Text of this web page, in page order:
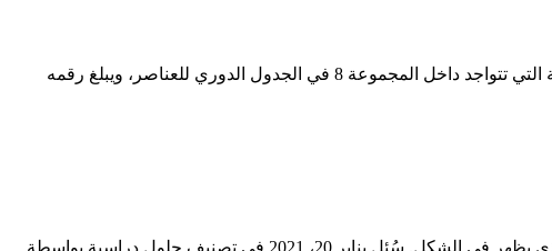
أنواع الحديد واستخداماته. يعد الحديد أحد أهم العناصر الكيميائية المعدنية والتي يرمز لها بالرمز (Fe)، وهو صنف كأحد العناصر الانتقالية التي تتواجد داخل المجموعة 8 في الجدول الدوري للعناصر، ويبلغ رقمه
1 إجابة. يبين الشكل أدناه تفاعلَ ذرات الحديد مع جزيئات الأكسجين لإنتاج أكسيد الحديد المعروف باسم صدأ الحديد. ما نوع التفاعل الذي يظهر في الشكل. سُئل يناير 20، 2021 في تصنيف حلول دراسية بواسطة